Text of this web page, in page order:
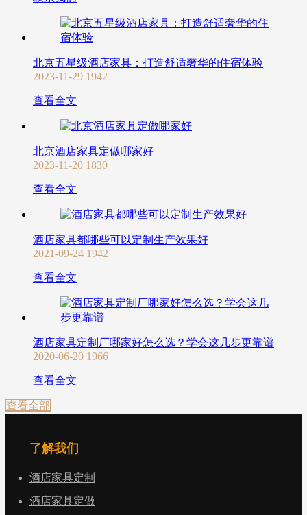
北京五星级酒店家具：打造舒适奢华的住宿体验
2023-11-29 1942
查看全文
北京酒店家具定做哪家好
2023-11-20 1830
查看全文
酒店家具都哪些可以定制生产效果好
2021-09-24 1942
查看全文
酒店家具定制厂哪家好怎么选？学会这几步更靠谱
2020-06-20 1966
查看全文
查看全部
了解我们
酒店家具定制
酒店家具定做